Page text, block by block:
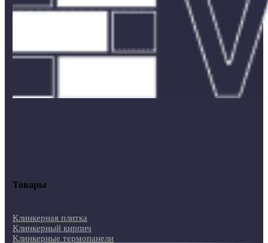
Товары
Клинкерная плитка
Клинкерный кирпич
Клинкерные термопанели